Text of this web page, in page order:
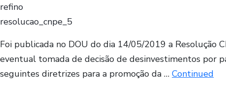
refino
resolucao_cnpe_5
Foi publicada no DOU do dia 14/05/2019 a Resolução
eventual tomada de decisão de desinvestimentos por
seguintes diretrizes para a promoção da … Continued